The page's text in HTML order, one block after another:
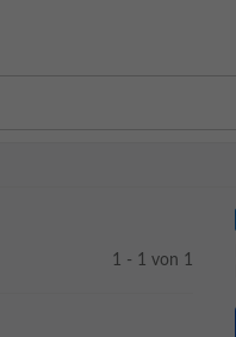
1 - 1 von 1